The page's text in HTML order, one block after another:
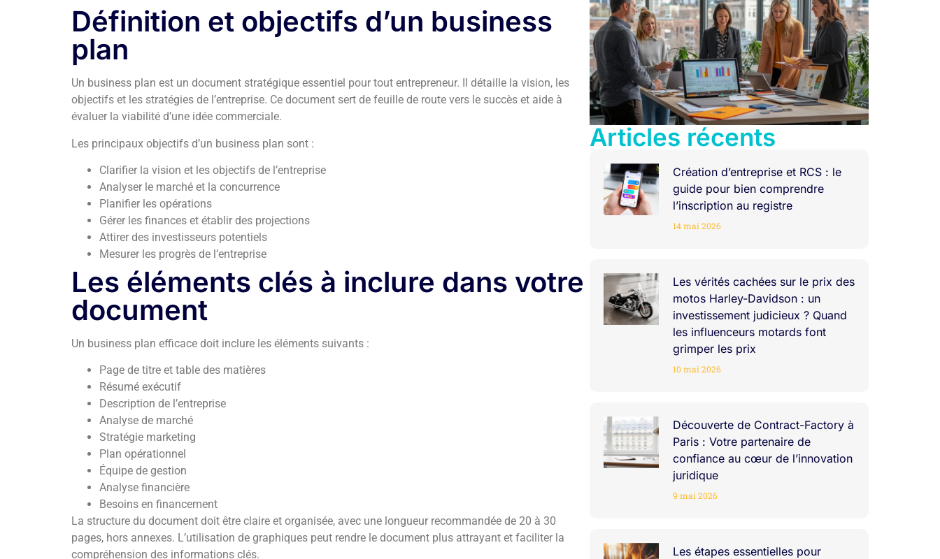
Définition et objectifs d’un business
plan
Un business plan est un document stratégique essentiel pour tout entrepreneur. Il détaille la vision, les
objectifs et les stratégies de l’entreprise. Ce document sert de feuille de route vers le succès et aide à
évaluer la viabilité d’une idée commerciale.
Les principaux objectifs d’un business plan sont :
Clarifier la vision et les objectifs de l’entreprise
Analyser le marché et la concurrence
Planifier les opérations
Gérer les finances et établir des projections
Attirer des investisseurs potentiels
Mesurer les progrès de l’entreprise
Les éléments clés à inclure dans votre
document
Un business plan efficace doit inclure les éléments suivants :
Page de titre et table des matières
Résumé exécutif
Description de l’entreprise
Analyse de marché
Stratégie marketing
Plan opérationnel
Équipe de gestion
Analyse financière
Besoins en financement
La structure du document doit être claire et organisée, avec une longueur recommandée de 20 à 30
pages, hors annexes. L’utilisation de graphiques peut rendre le document plus attrayant et faciliter la
compréhension des informations clés.
Articles récents
Création d’entreprise et RCS : le
guide pour bien comprendre
l’inscription au registre
14 mai 2026
Les vérités cachées sur le prix des
motos Harley-Davidson : un
investissement judicieux ? Quand
les influenceurs motards font
grimper les prix
10 mai 2026
Découverte de Contract-Factory à
Paris : Votre partenaire de
confiance au cœur de l’innovation
juridique
9 mai 2026
Les étapes essentielles pour